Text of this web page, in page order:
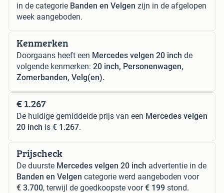
in de categorie Banden en Velgen zijn in de afgelopen
week aangeboden.
Kenmerken
Doorgaans heeft een Mercedes velgen 20 inch de
volgende kenmerken: 20 inch, Personenwagen,
Zomerbanden, Velg(en).
€ 1.267
De huidige gemiddelde prijs van een Mercedes velgen
20 inch is € 1.267.
Prijscheck
De duurste Mercedes velgen 20 inch advertentie in de
Banden en Velgen categorie werd aangeboden voor
€ 3.700, terwijl de goedkoopste voor€ 199 stond.